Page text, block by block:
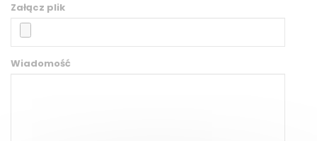
Załącz plik
Wiadomość